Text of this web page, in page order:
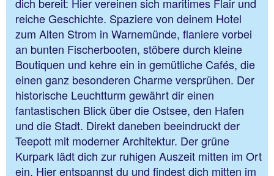
reiche Geschichte. Spaziere von deinem Hotel
zum Alten Strom in Warnemünde, flaniere vorbei
an bunten Fischerbooten, stöbere durch kleine
Boutiquen und kehre ein in gemütliche Cafés, die
einen ganz besonderen Charme versprühen. Der
historische Leuchtturm gewährt dir einen
fantastischen Blick über die Ostsee, den Hafen
und die Stadt. Direkt daneben beeindruckt der
Teepott mit moderner Architektur. Der grüne
Kurpark lädt dich zur ruhigen Auszeit mitten im Ort
ein. Hier entspannst du und findest dich mitten im